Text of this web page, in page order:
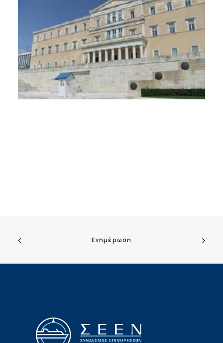
Ενημέρωση